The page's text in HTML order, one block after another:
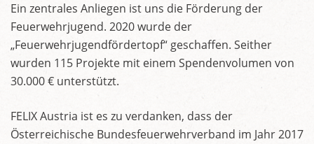
Ein zentrales Anliegen ist uns die Förderung der
Feuerwehrjugend. 2020 wurde der
„Feuerwehrjugendfördertopf“ geschaffen. Seither
wurden 115 Projekte mit einem Spendenvolumen von
30.000 € unterstützt.
FELIX Austria ist es zu verdanken, dass der
Österreichische Bundesfeuerwehrverband im Jahr 2017